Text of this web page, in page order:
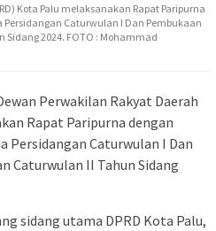
Kota Palu melaksanakan Rapat Paripurna
Caturwulan I Dan Pembukaan
Sidang 2024. FOTO : Mohammad
Perwakilan Rakyat Daerah
Rapat Paripurna dengan
Persidangan Caturwulan I Dan
Caturwulan II Tahun Sidang
sidang utama DPRD Kota Palu,